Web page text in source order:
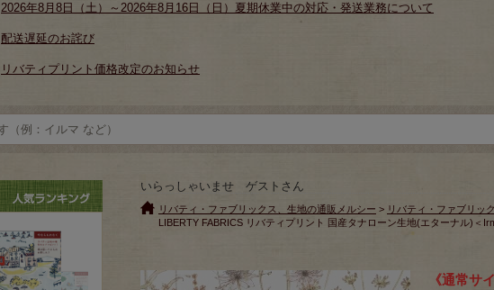
2026年8月8日（土）～2026年8月16日（日）夏期休業中の対応・発送業務について
配送遅延のお詫び
リバティプリント価格改定のお知らせ
いらっしゃいませ ゲストさん
リバティ・ファブリックス、生地の通販メルシー > リバティ・ファブリッ
LIBERTY FABRICS リバティプリント 国産タナローン生地(エターナル)＜
《通常サ